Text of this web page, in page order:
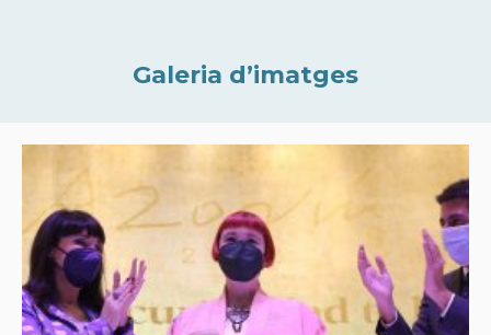
Galeria d’imatges